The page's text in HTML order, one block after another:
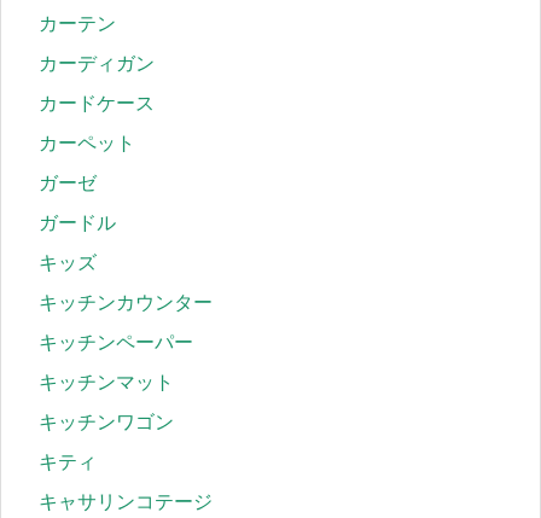
カーテン
カーディガン
カードケース
カーペット
ガーゼ
ガードル
キッズ
キッチンカウンター
キッチンペーパー
キッチンマット
キッチンワゴン
キティ
キャサリンコテージ